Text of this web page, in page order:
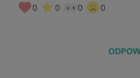
0 0 0 0